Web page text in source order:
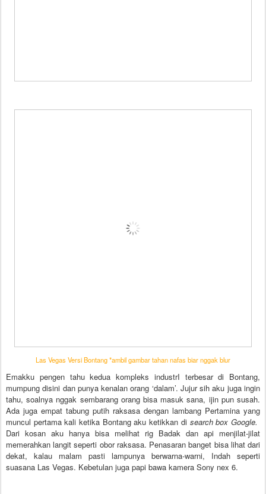
Las Vegas Versi Bontang *ambil gambar tahan nafas biar nggak blur
Emakku pengen tahu kedua kompleks industrI terbesar di Bontang,
mumpung disini dan punya kenalan orang ‘dalam’. Jujur sih aku juga ingin
tahu, soalnya nggak sembarang orang bisa masuk sana, ijin pun susah.
Ada juga empat tabung putih raksasa dengan lambang Pertamina yang
muncul pertama kali ketika Bontang aku ketikkan di search box Google.
Dari kosan aku hanya bisa melihat rig Badak dan api menjilat-jilat
memerahkan langit seperti obor raksasa. Penasaran banget bisa lihat dari
dekat, kalau malam pasti lampunya berwarna-warni, Indah seperti
suasana Las Vegas. Kebetulan juga papi bawa kamera Sony nex 6.